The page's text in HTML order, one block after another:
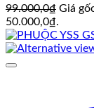
99.000,0₫ Giá
50.000,0₫.